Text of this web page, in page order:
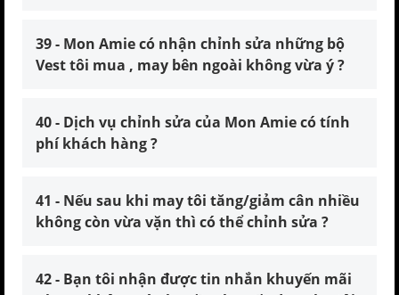
39 - Mon Amie có nhận chỉnh sửa những bộ
Vest tôi mua , may bên ngoài không vừa ý ?
40 - Dịch vụ chỉnh sửa của Mon Amie có tính
phí khách hàng ?
41 - Nếu sau khi may tôi tăng/giảm cân nhiều
không còn vừa vặn thì có thể chỉnh sửa ?
42 - Bạn tôi nhận được tin nhắn khuyến mãi